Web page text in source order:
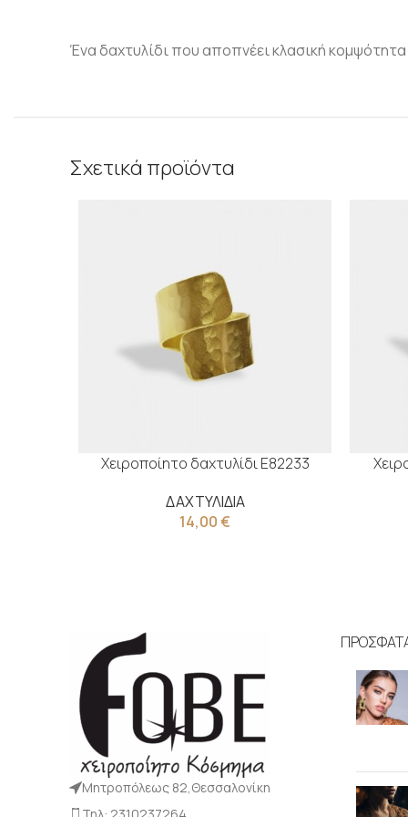
Ένα δαχτυλίδι που αποπνέει κλασική
Σχετικά προϊόντα
Χειροποίητο δαχτυλίδι Ε82233
ΔΑΧΤΥΛΙΔΙΑ
14,00€
Μητροπόλεως 82,Θεσσαλονίκη